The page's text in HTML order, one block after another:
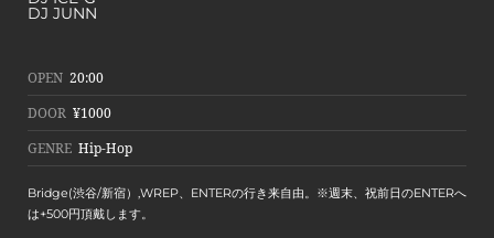
DJ JUNN
OPEN 20:00
DOOR ¥1000
GENRE Hip-Hop
Bridge(渋谷/新宿）,WREP、ENTERの行き来自由。※週末、祝前日のENTERへ
は+500円頂戴します。